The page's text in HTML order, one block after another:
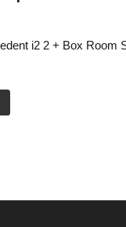
i2 2 + Box Room